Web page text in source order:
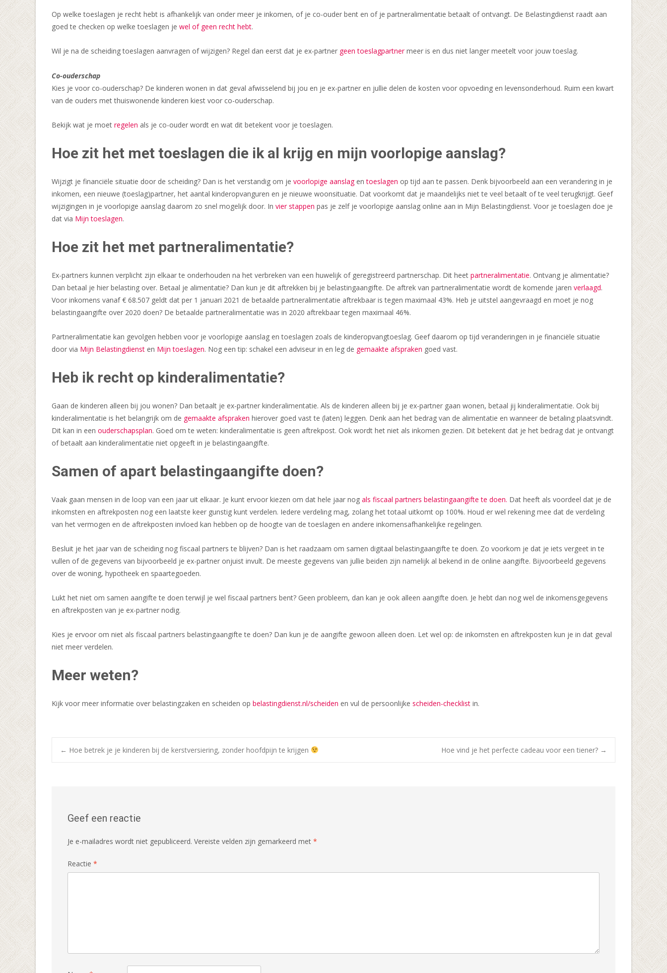
Op welke toeslagen je recht hebt is afhankelijk van onder meer je inkomen, of je co-ouder bent en of je partneralimentatie betaalt of ontvangt. De Belastingdienst raadt aan
goed te checken op welke toeslagen je wel of geen recht hebt.
Wil je na de scheiding toeslagen aanvragen of wijzigen? Regel dan eerst dat je ex-partner geen toeslagpartnermeer is en dus niet langer meetelt voor jouw toeslag.
Co-ouderschap
Kies je voor co-ouderschap? De kinderen wonen in dat geval afwisselend bij jou en je ex-partner en jullie delen de kosten voor opvoeding en levensonderhoud. Ruim een kwart
van de ouders met thuiswonende kinderen kiest voor co-ouderschap.
Bekijk wat je moet regelen als je co-ouder wordt en wat dit betekent voor je toeslagen.
Hoe zit het met toeslagen die ik al krijg en mijn voorlopige aanslag?
Wijzigt je financiële situatie door de scheiding? Dan is het verstandig om je voorlopige aanslagentoeslagen op tijd aan te passen. Denk bijvoorbeeld aan een verandering in je
inkomen, een nieuwe (toeslag)partner, het aantal kinderopvanguren en je nieuwe woonsituatie. Dat voorkomt dat je maandelijks niet te veel betaalt of te veel terugkrijgt. Geef
wijzigingen in je voorlopige aanslag daarom zo snel mogelijk door. In vier stappen pas je zelf je voorlopige aanslag online aan in Mijn Belastingdienst. Voor je toeslagen doe je
dat via Mijn toeslagen.
Hoe zit het met partneralimentatie?
Ex-partners kunnen verplicht zijn elkaar te onderhouden na het verbreken van een huwelijk of geregistreerd partnerschap. Dit heet partneralimentatie. Ontvang je alimentatie?
Dan betaal je hier belasting over. Betaal je alimentatie? Dan kun je dit aftrekken bij je belastingaangifte. De aftrek van partneralimentatie wordt de komende jaren verlaagd.
Voor inkomens vanaf € 68.507 geldt dat per 1 januari 2021 de betaalde partneralimentatie aftrekbaar is tegen maximaal 43%. Heb je uitstel aangevraagd en moet je nog
belastingaangifte over 2020 doen? De betaalde partneralimentatie was in 2020 aftrekbaar tegen maximaal 46%.
Partneralimentatie kan gevolgen hebben voor je voorlopige aanslag en toeslagen zoals de kinderopvangtoeslag. Geef daarom op tijd veranderingen in je financiële situatie
door via Mijn Belastingdienst en Mijn toeslagen. Nog een tip: schakel een adviseur in en leg de gemaakte afspraken goed vast.
Heb ik recht op kinderalimentatie?
Gaan de kinderen alleen bij jou wonen? Dan betaalt je ex-partner kinderalimentatie. Als de kinderen alleen bij je ex-partner gaan wonen, betaal jij kinderalimentatie. Ook bij
kinderalimentatie is het belangrijk om de gemaakte afspraken hierover goed vast te (laten) leggen. Denk aan het bedrag van de alimentatie en wanneer de betaling plaatsvindt.
Dit kan in een ouderschapsplan. Goed om te weten: kinderalimentatie is geen aftrekpost. Ook wordt het niet als inkomen gezien. Dit betekent dat je het bedrag dat je ontvangt
of betaalt aan kinderalimentatie niet opgeeft in je belastingaangifte.
Samen of apart belastingaangifte doen?
Vaak gaan mensen in de loop van een jaar uit elkaar. Je kunt ervoor kiezen om dat hele jaar nog als fiscaal partners belastingaangifte te doen. Dat heeft als voordeel dat je de
inkomsten en aftrekposten nog een laatste keer gunstig kunt verdelen. Iedere verdeling mag, zolang het totaal uitkomt op 100%. Houd er wel rekening mee dat de verdeling
van het vermogen en de aftrekposten invloed kan hebben op de hoogte van de toeslagen en andere inkomensafhankelijke regelingen.
Besluit je het jaar van de scheiding nog fiscaal partners te blijven? Dan is het raadzaam om samen digitaal belastingaangifte te doen. Zo voorkom je dat je iets vergeet in te
vullen of de gegevens van bijvoorbeeld je ex-partner onjuist invult. De meeste gegevens van jullie beiden zijn namelijk al bekend in de online aangifte. Bijvoorbeeld gegevens
over de woning, hypotheek en spaartegoeden.
Lukt het niet om samen aangifte te doen terwijl je wel fiscaal partners bent? Geen probleem, dan kan je ook alleen aangifte doen. Je hebt dan nog wel de inkomensgegevens
en aftrekposten van je ex-partner nodig.
Kies je ervoor om niet als fiscaal partners belastingaangifte te doen? Dan kun je de aangifte gewoon alleen doen. Let wel op: de inkomsten en aftrekposten kun je in dat geval
niet meer verdelen.
Meer weten?
Kijk voor meer informatie over belastingzaken en scheiden op belastingdienst.nl/scheiden en vul de persoonlijke scheiden-checklist in.
Bericht
← Hoe betrek je je kinderen bij de kerstversiering, zonder hoofdpijn te krijgen Hoe vind je het perfecte cadeau voor een tiener? →
Geef een reactie
Je e-mailadres wordt niet gepubliceerd. Vereiste velden zijn gemarkeerd met *
Reactie *